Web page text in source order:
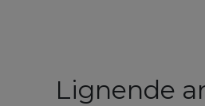
Lignende